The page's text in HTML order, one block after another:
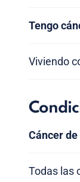
Tengo
Viviendo
Cáncer
Todas las